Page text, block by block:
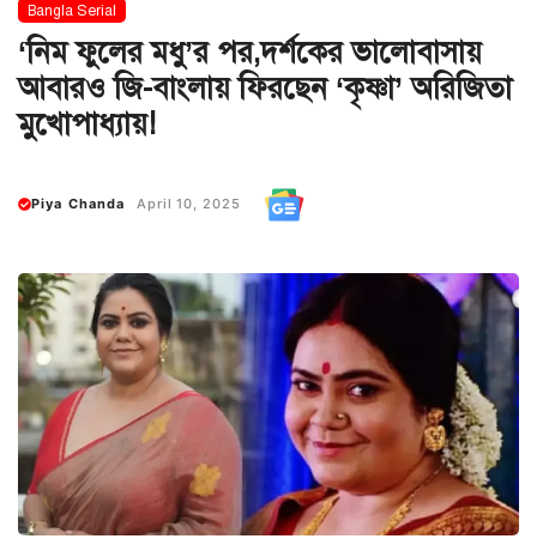
Bangla Serial
‘নিম ফুলের মধু’র পর,দর্শকের ভালোবাসায়
আবারও জি-বাংলায় ফিরছেন ‘কৃষ্ণা’ অরিজিতা
মুখোপাধ্যায়!
Piya Chanda April 10, 2025